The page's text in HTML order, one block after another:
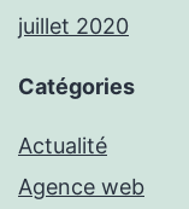
juillet 2020
Catégories
Actualité
Agence web